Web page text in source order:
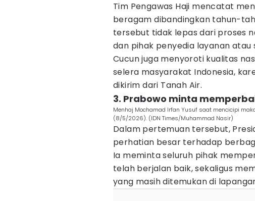
Tim Pengawas Haji mencatat
beragam dibandingkan tahun-
tersebut tidak lepas dari proses
dan pihak penyedia layanan atau
Cucun juga menyoroti kualitas
selera masyarakat Indonesia,
dikirim dari Tanah Air.
3. Prabowo minta
Menhaj Mochamad Irfan Yusuf saat mencicipi
(8/5/2026). (IDN Times/Muhammad Nasir)
Dalam pertemuan tersebut,
perhatian besar terhadap
Ia meminta seluruh pihak
telah berjalan baik, sekaligus
yang masih ditemukan di